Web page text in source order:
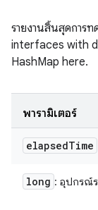
รายงานสิ้นสุดการ
interfaces with
HashMap here.
พารามิเตอร์
elapsedTime
long : อุปกรณ์ร